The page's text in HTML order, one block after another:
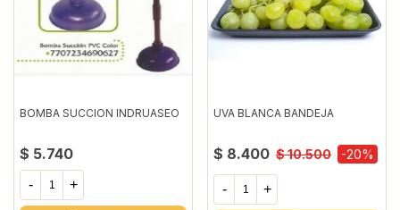
BOMBA SUCCION INDRUASEO
$ 5.740
- +
UVA BLANCA BANDEJA
$ 8.400 $ 10.500 -20%
- +